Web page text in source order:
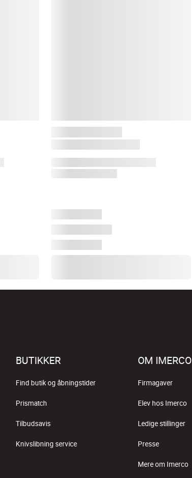
BUTIKKER
Find butik og åbningstider
Prismatch
Tilbudsavis
Knivslibning service
OM IMERCO
Firmagaver
Elev hos Imerco
Ledige stillinger
Presse
Mere om Imerco